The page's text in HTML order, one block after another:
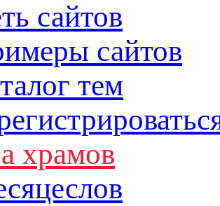
сайтов
сайтов
тем
храмов